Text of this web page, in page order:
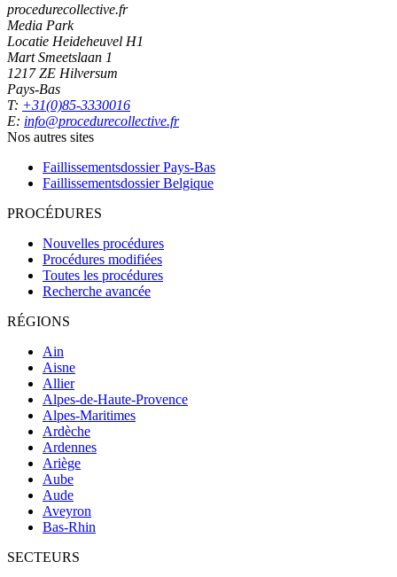
procedurecollective.fr
Media Park
Locatie Heideheuvel H1
Mart Smeetslaan 1
1217 ZE Hilversum
Pays-Bas
T: +31(0)85-3330016
E: info@procedurecollective.fr
Nos autres sites
Faillissementsdossier Pays-Bas
Faillissementsdossier Belgique
PROCÉDURES
Nouvelles procédures
Procédures modifiées
Toutes les procédures
Recherche avancée
RÉGIONS
Ain
Aisne
Allier
Alpes-de-Haute-Provence
Alpes-Maritimes
Ardèche
Ardennes
Ariège
Aube
Aude
Aveyron
Bas-Rhin
SECTEURS